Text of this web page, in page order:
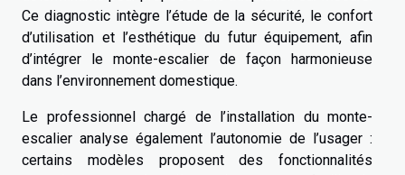
Ce diagnostic intègre l’étude de la sécurité, le confort
d’utilisation et l’esthétique du futur équipement, afin
d’intégrer le monte-escalier de façon harmonieuse
dans l’environnement domestique.
Le professionnel chargé de l’installation du monte-
escalier analyse également l’autonomie de l’usager :
certains modèles proposent des fonctionnalités